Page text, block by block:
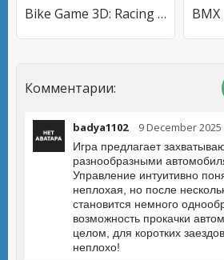
Bike Game 3D: Racing Game
Комментарии:
badya1102 9 December 2025
Игра предлагает
разнообразными
Управление интуитивно
неплохая, но после
становится немного
возможность прокачки
целом, для коротких
неплохо!